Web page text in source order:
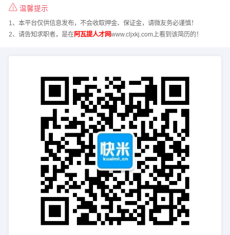
温馨提示
1、本平台仅供信息发布，不会收取押金、保证金，请微友务必谨慎！
2、请告知求职者，是在阿瓦提人才网www.cljxkj.com上看到该简历的！